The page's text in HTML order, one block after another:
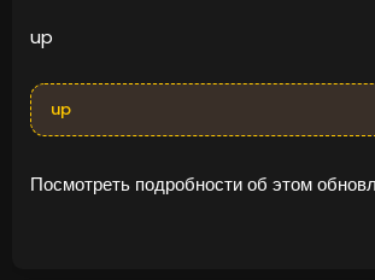
up
up
Посмотреть подробности об этом